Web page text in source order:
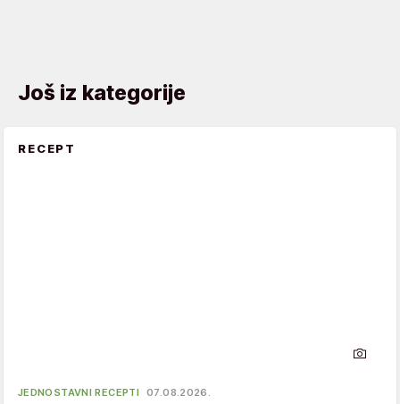
Još iz kategorije
RECEPT
JEDNOSTAVNI RECEPTI 07.08.2026.